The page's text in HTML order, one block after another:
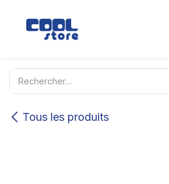
Tous les produits